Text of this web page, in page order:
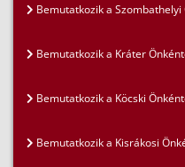
Bemutatkozik a
Bemutatkozik a Kráter
Bemutatkozik a Köcski
Bemutatkozik a Kisrákosi